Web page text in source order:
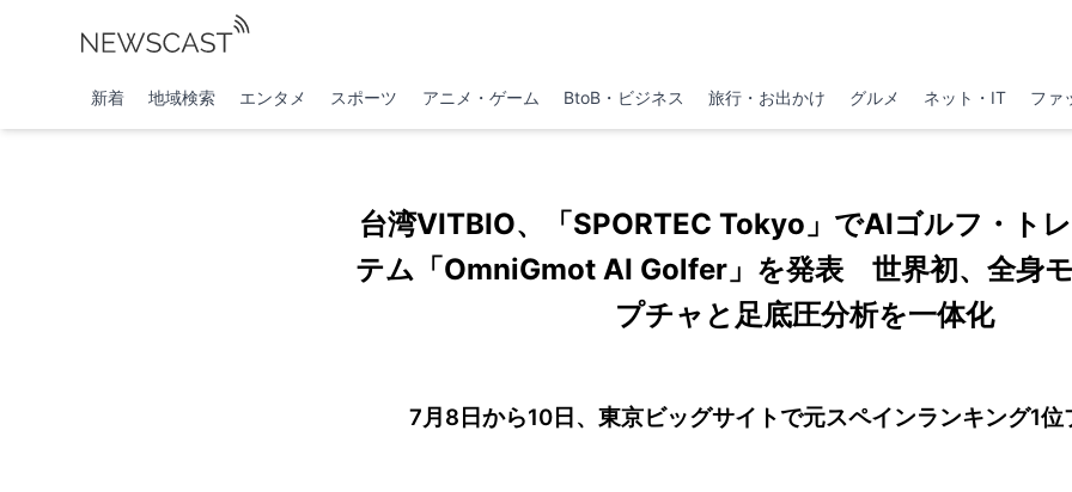
新着 地域検索 エンタメ スポーツ アニメ・ゲーム BtoB・ビジネス 旅行・お出かけ グルメ ネット・IT ファ
台湾VITBIO、「SPORTEC Tokyo」でAIゴルフ・ト
テム「OmniGmot AI Golfer」を発表 世界初、全身
プチャと足底圧分析を一体化
7月8日から10日、東京ビッグサイトで元スペインランキング1位